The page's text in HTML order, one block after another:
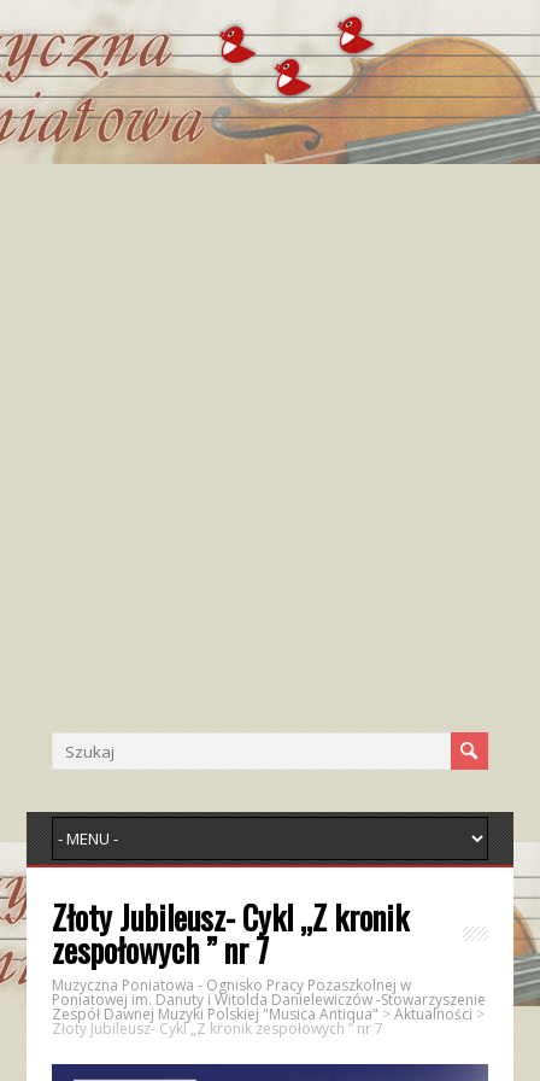
Złoty Jubileusz- Cykl „Z kronik
zespołowych ” nr 7
Muzyczna Poniatowa - Ognisko Pracy Pozaszkolnej w
Poniatowej im. Danuty i Witolda Danielewiczów -Stowarzyszenie
Zespół Dawnej Muzyki Polskiej "Musica Antiqua" >Aktualności >
Złoty Jubileusz- Cykl „Z kronik zespołowych ” nr 7